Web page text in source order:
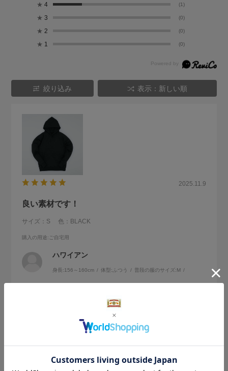
★ 4 (1)
★ 3 (0)
★ 2 (0)
★ 1 (0)
絞り込み 表示：新しい順
2025.11.9
良い素材です！
サイズ：S 色：BLACK
購入の用途:ご自宅用
ハワイアン
身長:156～160cm 体型: ふつう 普段の服のサイズ:M
スウェットにしてはちょっと高額かなと思いながら購入しま
したが、そんな心配は吹き飛ぶほどに素材の良さが感じられ
る品でした。着心地もとても良く、セーターのように温かい
です。型崩れもなく着用しています。でも長く着用したいの
でクリーニングに出すつもりです。サイズは少し大きめなの
でSでピッタリでした。